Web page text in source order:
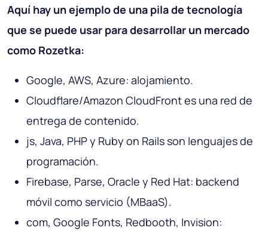
Aquí hay un ejemplo de una pila de tecnología
que se puede usar para desarrollar un mercado
como Rozetka:
Google, AWS, Azure: alojamiento.
Cloudflare/Amazon CloudFront es una red de
entrega de contenido.
js, Java, PHP y Ruby on Rails son lenguajes de
programación.
Firebase, Parse, Oracle y Red Hat: backend
móvil como servicio (MBaaS).
com, Google Fonts, Redbooth, Invision: